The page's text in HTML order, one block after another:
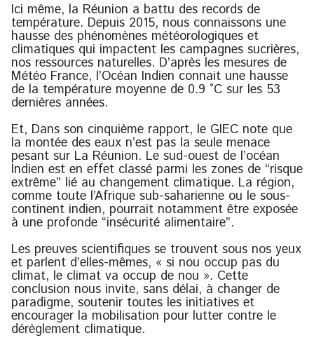
Ici même, la Réunion a battu des records de
température. Depuis 2015, nous connaissons une
hausse des phénomènes météorologiques et
climatiques qui impactent les campagnes sucrières,
nos ressources naturelles. D’après les mesures de
Météo France, l’Océan Indien connait une hausse
de la température moyenne de 0.9 °C sur les 53
dernières années.
Et, Dans son cinquième rapport, le GIEC note que
la montée des eaux n’est pas la seule menace
pesant sur La Réunion. Le sud-ouest de l’océan
Indien est en effet classé parmi les zones de “risque
extrême” lié au changement climatique. La région,
comme toute l’Afrique sub-saharienne ou le sous-
continent indien, pourrait notamment être exposée
à une profonde “insécurité alimentaire”.
Les preuves scientifiques se trouvent sous nos yeux
et parlent d’elles-mêmes, « si nou occup pas du
climat, le climat va occup de nou ». Cette
conclusion nous invite, sans délai, à changer de
paradigme, soutenir toutes les initiatives et
encourager la mobilisation pour lutter contre le
dérèglement climatique.